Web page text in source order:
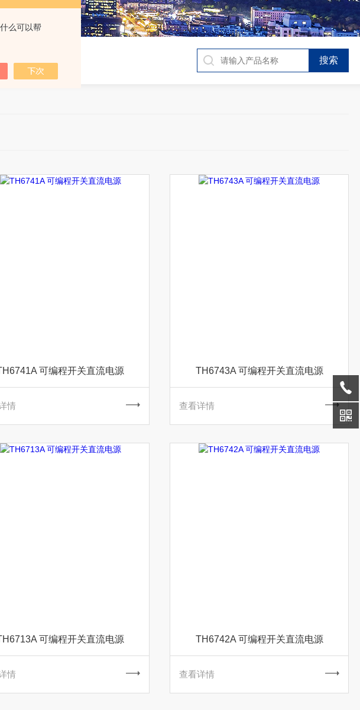
么可以帮
可编程开关直流电源
情
TH6743A 可编程开关直流电源
查看详情
可编程开关直流电源
情
TH6742A 可编程开关直流电源
查看详情